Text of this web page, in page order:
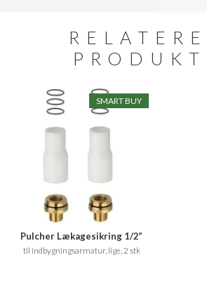
SMART BUY
Pulcher Lækagesikring 1/2”
til indbygningsarmatur, lige, 2 stk